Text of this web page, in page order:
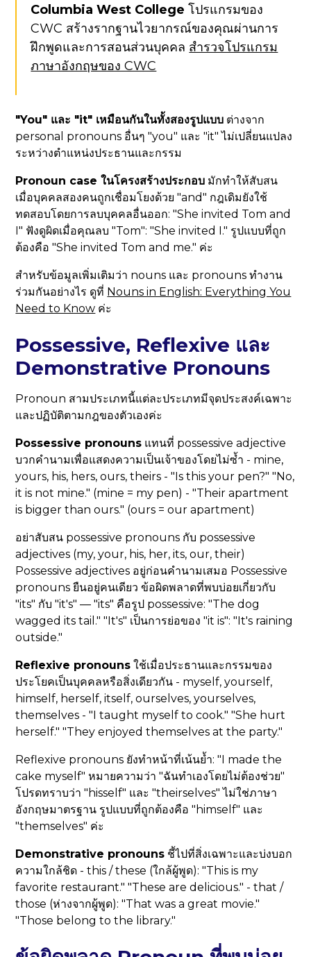
Columbia West College โปรแกรมของ
CWC สร้างรากฐานไวยากรณ์ของคุณผ่านการ
ฝึกพูดและการสอนส่วนบุคคล สำรวจโปรแกรม
ภาษาอังกฤษของ CWC
"You" และ "it" เหมือนกันในทั้งสองรูปแบบ ต่างจาก
personal pronouns อื่นๆ "you" และ "it" ไม่เปลี่ยนแปลง
ระหว่างตำแหน่งประธานและกรรม
Pronoun case ในโครงสร้างประกอบ มักทำให้สับสน
เมื่อบุคคลสองคนถูกเชื่อมโยงด้วย "and" กฎเดิมยังใช้
ทดสอบโดยการลบบุคคลอื่นออก: "She invited Tom and
I" ฟังดูผิดเมื่อคุณลบ "Tom": "She invited I." รูปแบบที่ถูก
ต้องคือ "She invited Tom and me." ค่ะ
สำหรับข้อมูลเพิ่มเติมว่า nouns และ pronouns ทำงาน
ร่วมกันอย่างไร ดูที่ Nouns in English: Everything You
Need to Know ค่ะ
Possessive, Reflexive และ
Demonstrative Pronouns
Pronoun สามประเภทนี้แต่ละประเภทมีจุดประสงค์เฉพาะ
และปฏิบัติตามกฎของตัวเองค่ะ
Possessive pronouns แทนที่ possessive adjective
บวกคำนามเพื่อแสดงความเป็นเจ้าของโดยไม่ซ้ำ - mine,
yours, his, hers, ours, theirs - "Is this your pen?" "No,
it is not mine." (mine = my pen) - "Their apartment
is bigger than ours." (ours = our apartment)
อย่าสับสน possessive pronouns กับ possessive
adjectives (my, your, his, her, its, our, their)
Possessive adjectives อยู่ก่อนคำนามเสมอ Possessive
pronouns ยืนอยู่คนเดียว ข้อผิดพลาดที่พบบ่อยเกี่ยวกับ
"its" กับ "it's" — "its" คือรูป possessive: "The dog
wagged its tail." "It's" เป็นการย่อของ "it is": "It's raining
outside."
Reflexive pronouns ใช้เมื่อประธานและกรรมของ
ประโยคเป็นบุคคลหรือสิ่งเดียวกัน - myself, yourself,
himself, herself, itself, ourselves, yourselves,
themselves - "I taught myself to cook." "She hurt
herself." "They enjoyed themselves at the party."
Reflexive pronouns ยังทำหน้าที่เน้นย้ำ: "I made the
cake myself" หมายความว่า "ฉันทำเองโดยไม่ต้องช่วย"
โปรดทราบว่า "hisself" และ "theirselves" ไม่ใช่ภาษา
อังกฤษมาตรฐาน รูปแบบที่ถูกต้องคือ "himself" และ
"themselves" ค่ะ
Demonstrative pronouns ชี้ไปที่สิ่งเฉพาะและบ่งบอก
ความใกล้ชิด - this / these (ใกล้ผู้พูด): "This is my
favorite restaurant." "These are delicious." - that /
those (ห่างจากผู้พูด): "That was a great movie."
"Those belong to the library."